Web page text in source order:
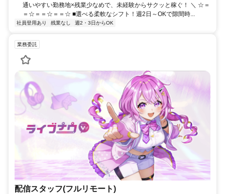
通いやすい勤務地×残業少なめで、未経験からサクッと稼ぐ！ ＼ ☆＝
＝☆＝＝☆＝＝☆ ■選べる柔軟なシフト！週2日～OKで隙間時...
社員登用あり 残業なし 週2・3日からOK
業務委託
配信スタッフ(フルリモート)